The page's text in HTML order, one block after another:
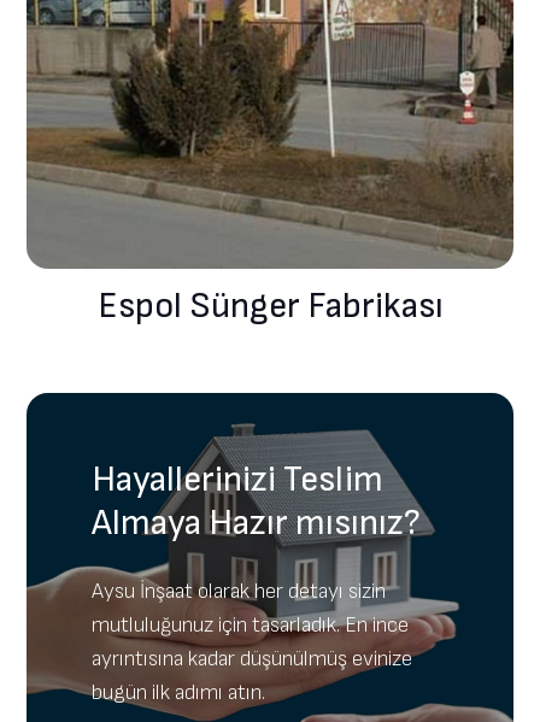
Espol Sünger Fabrikası
Hayallerinizi Teslim
Almaya Hazır mısınız?
Aysu İnşaat olarak her detayı sizin
mutluluğunuz için tasarladık. En ince
ayrıntısına kadar düşünülmüş evinize
bugün ilk adımı atın.